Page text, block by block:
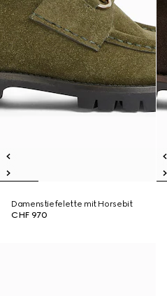
Damenstiefelette mit Horsebit
CHF 970